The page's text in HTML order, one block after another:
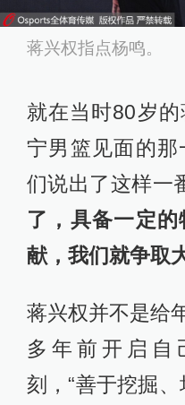
蒋兴权指点杨鸣。
就在当时80岁
宁男篮见面的
们说出了这样一
了，具备一定
献，我们就争取
蒋兴权并不是给
多年前开启自
刻，“善于挖掘